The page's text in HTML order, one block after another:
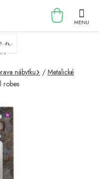
KOŠÍK
nábytku / Metalické
robes